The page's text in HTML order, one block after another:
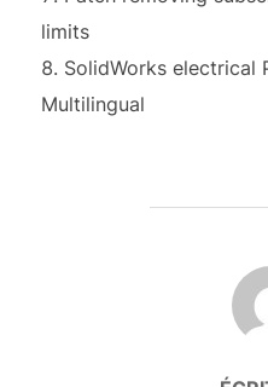
limits
SolidWorks electrical
Multilingual
AUTEUR DE